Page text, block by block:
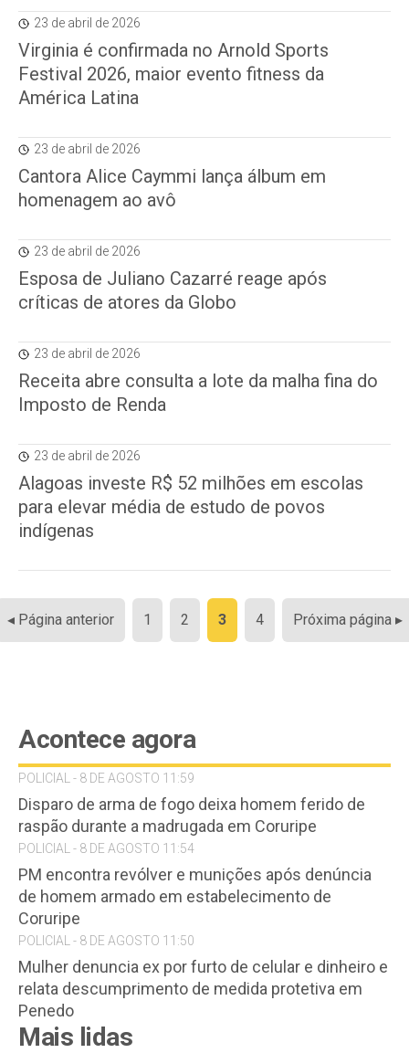
23 de abril de 2026
Virginia é confirmada no Arnold Sports
Festival 2026, maior evento fitness da
América Latina
23 de abril de 2026
Cantora Alice Caymmi lança álbum em
homenagem ao avô
23 de abril de 2026
Esposa de Juliano Cazarré reage após
críticas de atores da Globo
23 de abril de 2026
Receita abre consulta a lote da malha fina do
Imposto de Renda
23 de abril de 2026
Alagoas investe R$ 52 milhões em escolas
para elevar média de estudo de povos
indígenas
Paginação
de
◂ Página anterior 1 2 3 4 Próxima página ▸
Acontece agora
POLICIAL - 8 DE AGOSTO 11:59
Disparo de arma de fogo deixa homem ferido de
raspão durante a madrugada em Coruripe
POLICIAL - 8 DE AGOSTO 11:54
PM encontra revólver e munições após denúncia
de homem armado em estabelecimento de
Coruripe
POLICIAL - 8 DE AGOSTO 11:50
Mulher denuncia ex por furto de celular e dinheiro e
relata descumprimento de medida protetiva em
Penedo
Mais lidas